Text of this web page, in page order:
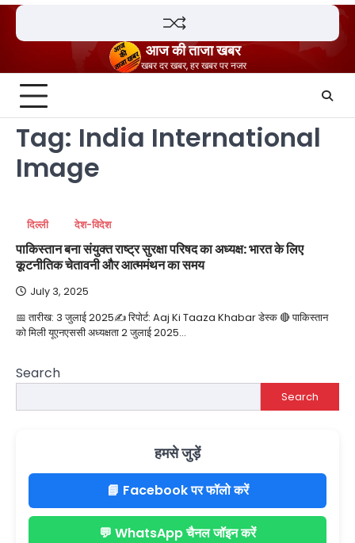
Skip
content
आज की ताजा खबर
खबर दर खबर, हर खबर पर नजर
Tag: India International
Image
दिल्ली देश-विदेश
पाकिस्तान बना संयुक्त राष्ट्र सुरक्षा परिषद का अध्यक्ष: भारत के लिए
कूटनीतिक चेतावनी और आत्ममंथन का समय
July 3, 2025
📅 तारीख: 3 जुलाई 2025✍️ रिपोर्ट: Aaj Ki Taaza Khabar डेस्क 🔴 पाकिस्तान
को मिली यूएनएससी अध्यक्षता 2 जुलाई 2025…
Search
Search
हमसे जुड़ें
📘 Facebook पर फॉलो करें
💬 WhatsApp चैनल जॉइन करें